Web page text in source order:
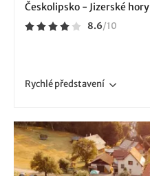
Českolipsko - Jizerské hory
8.6/10
Rychlépředstavení